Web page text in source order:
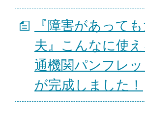
『障害があって
夫』こんなに使
通機関パンフレッ
が完成しました！